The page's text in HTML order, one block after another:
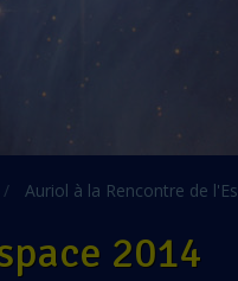
Auriol à la Rencontre de
2014